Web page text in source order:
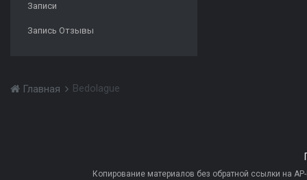
Записи
Запись Отзывы
Главная Bedolague
Копирование материалов без обратной ссылки на